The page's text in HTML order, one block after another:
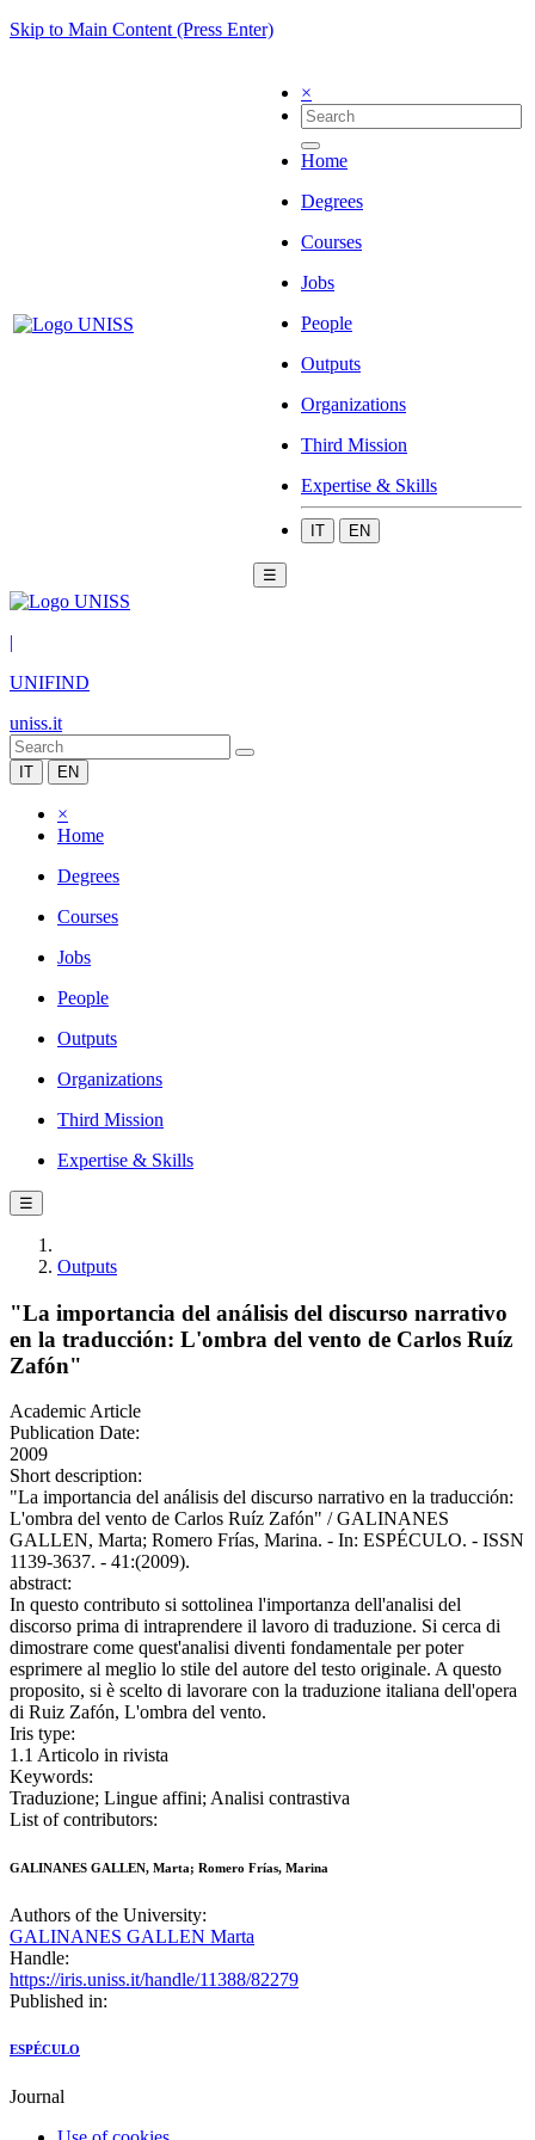
Skip to Main Content (Press Enter)
×
Home
Degrees
Courses
Jobs
People
Outputs
Organizations
Third Mission
Expertise & Skills
IT EN
☰
|
UNIFIND
uniss.it
IT EN
×
Home
Degrees
Courses
Jobs
People
Outputs
Organizations
Third Mission
Expertise & Skills
☰
Outputs
"La importancia del análisis del discurso narrativo
en la traducción: L'ombra del vento de Carlos Ruíz
Zafón"
Academic Article
Publication Date:
2009
Short description:
"La importancia del análisis del discurso narrativo en la traducción:
L'ombra del vento de Carlos Ruíz Zafón" / GALINANES
GALLEN, Marta; Romero Frías, Marina. - In: ESPÉCULO. - ISSN
1139-3637. - 41:(2009).
abstract:
In questo contributo si sottolinea l'importanza dell'analisi del
discorso prima di intraprendere il lavoro di traduzione. Si cerca di
dimostrare come quest'analisi diventi fondamentale per poter
esprimere al meglio lo stile del autore del testo originale. A questo
proposito, si è scelto di lavorare con la traduzione italiana dell'opera
di Ruiz Zafón, L'ombra del vento.
Iris type:
1.1 Articolo in rivista
Keywords:
Traduzione; Lingue affini; Analisi contrastiva
List of contributors:
GALINANES GALLEN, Marta; Romero Frías, Marina
Authors of the University:
GALINANES GALLEN Marta
Handle:
https://iris.uniss.it/handle/11388/82279
Published in:
ESPÉCULO
Journal